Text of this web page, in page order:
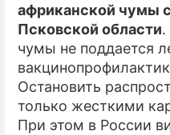
африканской чумы
Псковской области.
чумы не поддается
Остановить
только жесткими
При этом в России